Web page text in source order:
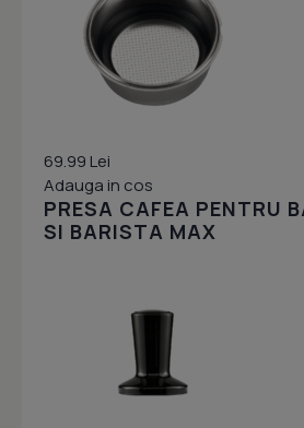
69.99 Lei
Adauga in cos
PRESA CAFEA PENTRU
SI BARISTA MAX